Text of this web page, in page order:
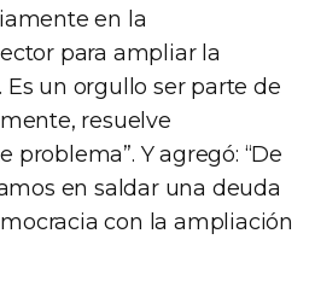
en la
para ampliar la
Es un orgullo ser parte de
resuelve
Y agregó: “De
en saldar una deuda
con la ampliación